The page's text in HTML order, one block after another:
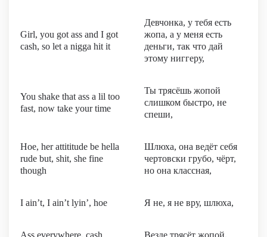
Girl, you got ass and I got
cash, so let a nigga hit it
Девчонка, у тебя есть
жопа, а у меня есть
деньги, так что дай
этому ниггеру,
You shake that ass a lil too
fast, now take your time
Ты трясёшь жопой
слишком быстро, не
спеши,
Hoe, her attititude be hella
rude but, shit, she fine
though
Шлюха, она ведёт себя
чертовски грубо, чёрт,
но она классная,
I ain’t, I ain’t lyin’, hoe Я не, я не вру, шлюха,
Ass everywhere, cash
Везде трясёт жопой,